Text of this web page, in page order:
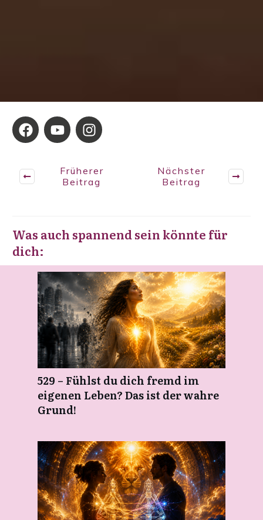
Früherer
Beitrag
Nächster
Beitrag
Was auch spannend sein könnte für
dich:
529 – Fühlst du dich fremd im
eigenen Leben? Das ist der wahre
Grund!